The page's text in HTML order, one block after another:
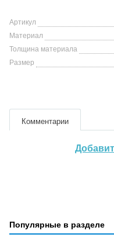
Артикул
Материал
Толщина материала
Размер
Комментарии
Популярные в разделе